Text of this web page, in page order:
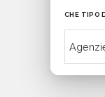
CHE TIPO